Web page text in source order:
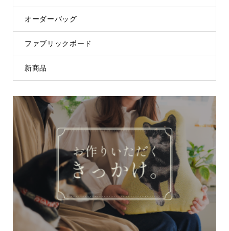
オーダーバッグ
ファブリックボード
新商品